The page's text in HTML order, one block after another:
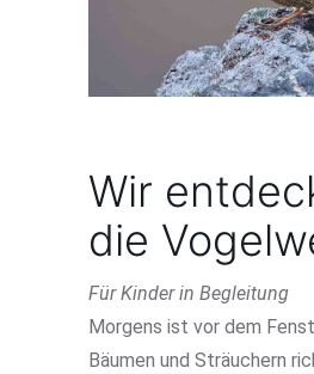
Wir
die
Für Kinder in Begleitung
Morgens ist vor dem
Bäumen und Sträuchern